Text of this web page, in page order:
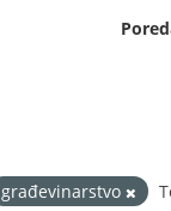
građevinarstvo